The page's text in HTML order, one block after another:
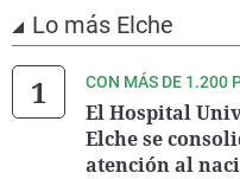
Lo más Elche
CON MÁS DE 1.200
El Hospital
Elche se
atención al